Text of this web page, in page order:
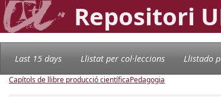
Repositori
Last 15 days Llistat per col·leccions Llistado
Capítols de llibre producció científicaPedagogia